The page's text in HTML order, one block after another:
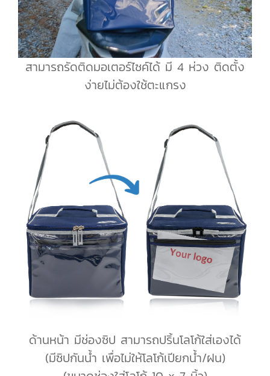
สามารถรัดติดมอเตอร์ไซค์ได้ มี 4 ห่วง ติดตั้ง
ง่ายไม่ต้องใช้ตะแกรง
ด้านหน้า มีช่องซิป สามารถปริ้นโลโก้ใส่เองได้
(มีซิปกันน้ำ เพื่อไม่ให้โลโก้เปียกน้ำ/ฝน)